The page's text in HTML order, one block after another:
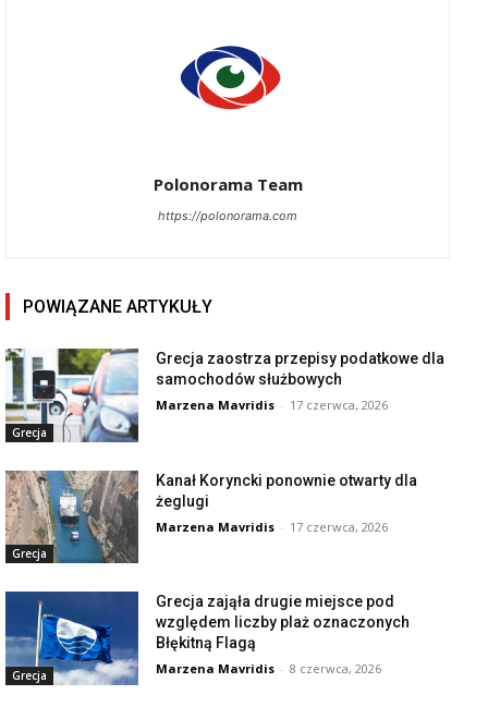
Polonorama Team
https://polonorama.com
POWIĄZANE ARTYKUŁY
Grecja
Grecja zaostrza przepisy podatkowe dla
samochodów służbowych
Marzena Mavridis - 17 czerwca, 2026
Grecja
Kanał Koryncki ponownie otwarty dla
żeglugi
Marzena Mavridis - 17 czerwca, 2026
Grecja
Grecja zająła drugie miejsce pod
względem liczby plaż oznaczonych
Błękitną Flagą
Marzena Mavridis - 8 czerwca, 2026